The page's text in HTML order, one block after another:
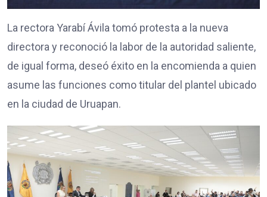
La rectora Yarabí Ávila tomó protesta a la nueva
directora y reconoció la labor de la autoridad saliente,
de igual forma, deseó éxito en la encomienda a quien
asume las funciones como titular del plantel ubicado
en la ciudad de Uruapan.